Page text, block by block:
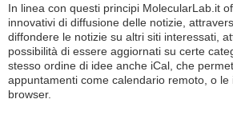
In linea con questi principi MolecularLab.it
innovativi di diffusione delle notizie,
diffondere le notizie su altri siti interessati,
possibilità di essere aggiornati su certe
stesso ordine di idee anche iCal, che
appuntamenti come calendario remoto, o
browser.